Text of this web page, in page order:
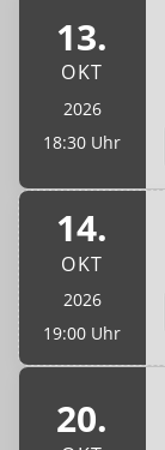
13.
OKT
2026
18:30 Uhr
14.
OKT
2026
19:00 Uhr
20.